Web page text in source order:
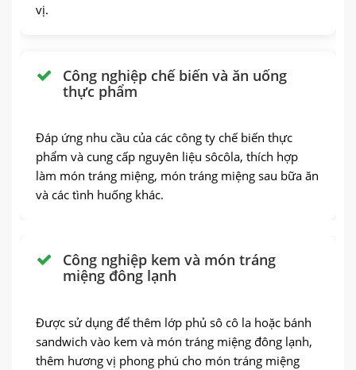
vị.
Công nghiệp chế biến và ăn uống
thực phẩm
Đáp ứng nhu cầu của các công ty chế biến thực
phẩm và cung cấp nguyên liệu sôcôla, thích hợp
làm món tráng miệng, món tráng miệng sau bữa ăn
và các tình huống khác.
Công nghiệp kem và món tráng
miệng đông lạnh
Được sử dụng để thêm lớp phủ sô cô la hoặc bánh
sandwich vào kem và món tráng miệng đông lạnh,
thêm hương vị phong phú cho món tráng miệng